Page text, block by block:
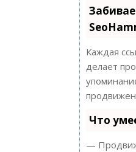
Каждая
делает
Что
—